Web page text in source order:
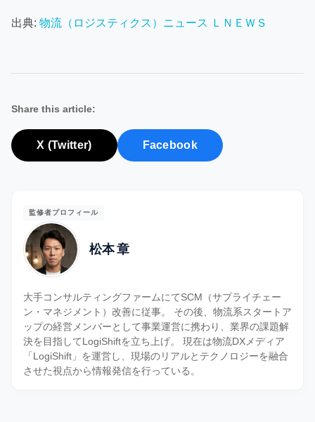
出典: 物流（ロジスティクス）ニュース ＬＮＥＷＳ
Share this article:
X (Twitter) Facebook
監修者プロフィール
松本 章
大手コンサルティングファームにてSCM（サプライチェー
ン・マネジメント）改善に従事。 その後、物流系スタートア
ップの経営メンバーとして事業運営に携わり、業界の課題解
決を目指してLogiShiftを立ち上げ。 現在は物流DXメディア
「LogiShift」を運営し、現場のリアルとテクノロジーを融合
させた視点から情報発信を行っている。